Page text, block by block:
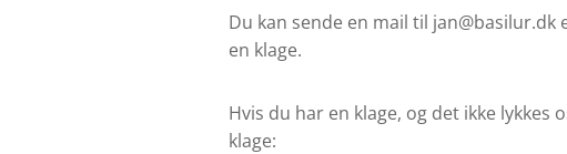
Du kan sende en mail til
en klage.
Hvis du har en klage, og det ikke
klage: